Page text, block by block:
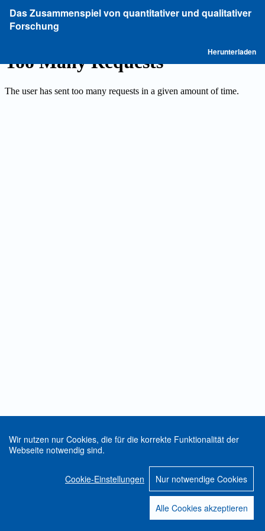
Wir nutzen nur Cookies, die für die korrekte Funktionalität der
Webseite notwendig sind.
Cookie-Einstellungen Nur notwendige Cookies
Alle Cookies akzeptieren
Artikeldetails
zurückkehren
Das Zusammenspiel von quantitativer und qualitativer
Forschung
Herunterladen